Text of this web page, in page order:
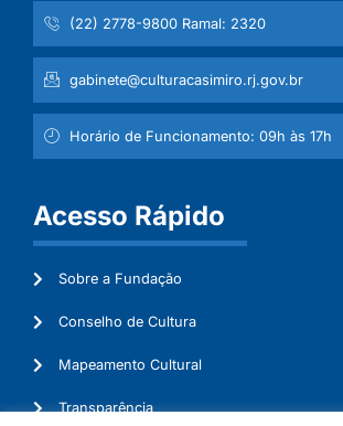
(22) 2778-9800 Ramal: 2320
gabinete@culturacasimiro.rj.gov.br
Horário de Funcionamento: 09h às 17h
Acesso Rápido
Sobre a Fundação
Conselho de Cultura
Mapeamento Cultural
Transparência